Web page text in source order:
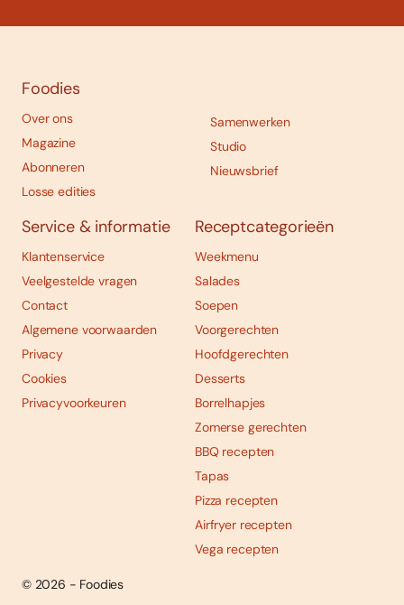
Foodies
Over ons
Magazine
Abonneren
Losse edities
Samenwerken
Studio
Nieuwsbrief
Service & informatie
Klantenservice
Veelgestelde vragen
Contact
Algemene voorwaarden
Privacy
Cookies
Privacyvoorkeuren
Receptcategorieën
Weekmenu
Salades
Soepen
Voorgerechten
Hoofdgerechten
Desserts
Borrelhapjes
Zomerse gerechten
BBQ recepten
Tapas
Pizza recepten
Airfryer recepten
Vega recepten
© 2026 - Foodies